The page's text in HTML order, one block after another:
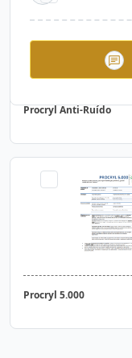
Procryl Anti-Ruído
Procryl 5.000